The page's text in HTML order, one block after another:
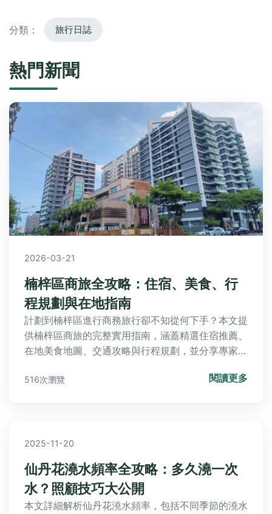
分類： 旅行日誌
熱門新聞
2026-03-21
楠梓區商旅全攻略：住宿、美食、行
程規劃與在地指南
計劃到楠梓區進行商務旅行卻不知從何下手？本文提
供楠梓區商旅的完整實用指南，涵蓋精選住宿推薦、
在地美食地圖、交通攻略與行程規劃，並分享專家級
516次瀏覽 閱讀更多
2025-11-20
仙丹花澆水頻率全攻略：多久澆一次
水？照顧技巧大公開
本文詳細解析仙丹花澆水頻率，包括不同季節的澆水